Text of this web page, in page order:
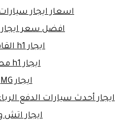
اسعار ايجار
افضل سعر
ايجار h1 القاهرة
ايجار h1 مصر
ايجار MG
ايجار أحدث سيارات الدفع
ايجار اتش